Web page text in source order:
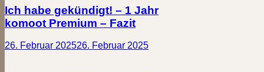
Ich habe gekündigt! – 1 Jahr
komoot Premium – Fazit
26. Februar 202526. Februar 2025